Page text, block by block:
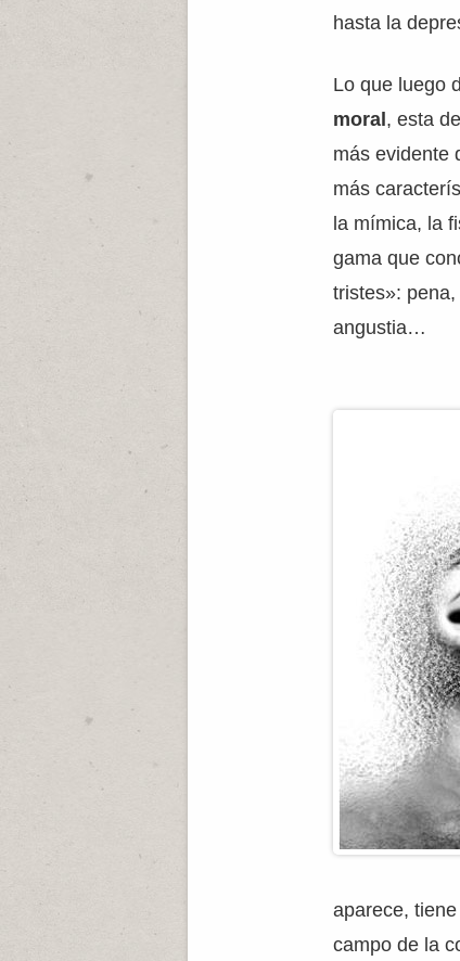
hasta la
Lo que luego
moral , esta
más evidente
más
la mímica, la
gama que
tristes»:
angustia…
aparece,
campo de la